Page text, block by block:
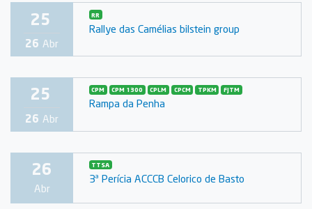
25
26 Abr
RR
Rallye das Camélias bilstein group
25
26 Abr
CPM CPM 1300 CPLM CPCM TPKM FJTM
Rampa da Penha
26
Abr
TTSA
3ª Perícia ACCCB Celorico de Basto